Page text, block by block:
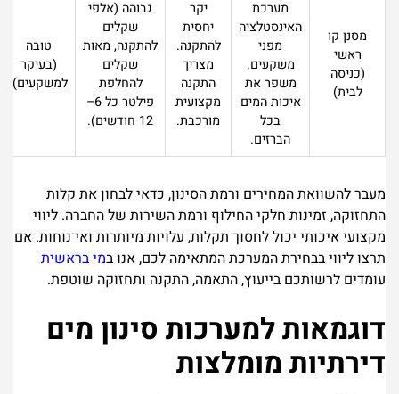
מסנן קו
ראשי
(כניסה
לבית)
מערכת
האינסטלציה
מפני
משקעים.
משפר את
איכות המים
בכל
הברזים.
יקר
יחסית
להתקנה.
מצריך
התקנה
מקצועית
מורכבת.
גבוהה (אלפי
שקלים
להתקנה, מאות
שקלים
להחלפת
פילטר כל 6–
12 חודשים).
טובה
(בעיקר
למשקעים).
מעבר להשוואת המחירים ורמת הסינון, כדאי לבחון את קלות
התחזוקה, זמינות חלקי החילוף ורמת השירות של החברה. ליווי
מקצועי איכותי יכול לחסוך תקלות, עלויות מיותרות ואי־נוחות. אם
תרצו ליווי בבחירת המערכת המתאימה לכם, אנו במי בראשית
עומדים לרשותכם בייעוץ, התאמה, התקנה ותחזוקה שוטפת.
דוגמאות למערכות סינון מים
דירתיות מומלצות